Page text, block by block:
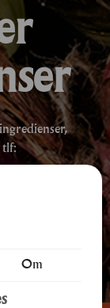
tlf:
Om